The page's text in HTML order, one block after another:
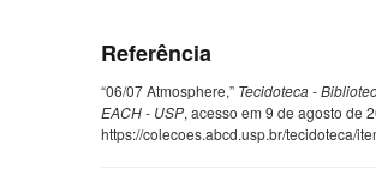
Referência
“06/07 Atmosphere,” Tecidoteca -
EACH - USP, acesso em 9 de agosto de
https://colecoes.abcd.usp.br/tecidoteca/